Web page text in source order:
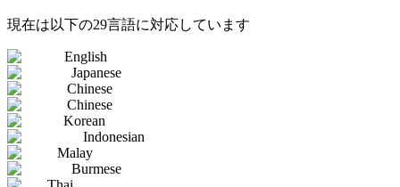
現在は以下の29言語に対応しています
English
Japanese
Chinese
Chinese
Korean
Indonesian
Malay
Burmese